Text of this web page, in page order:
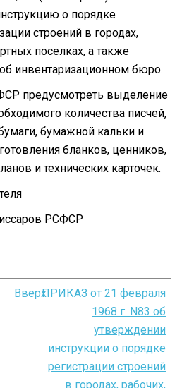
о порядке
строений в городах,
поселках, а также
инвентаризационном бюро.
предусмотреть выделение
количества писчей,
бумажной кальки и
бланков, ценников,
и технических карточек.
РСФСР
ВверхПРИКАЗ от 21 февраля
1968 г. N83 об
утверждении
инструкции о порядке
регистрации строений
в городах, рабочих,